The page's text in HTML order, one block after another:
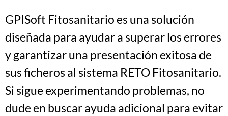
GPISoft Fitosanitario es una solución
diseñada para ayudar a superar los errores
y garantizar una presentación exitosa de
sus ficheros al sistema RETO Fitosanitario.
Si sigue experimentando problemas, no
dude en buscar ayuda adicional para evitar